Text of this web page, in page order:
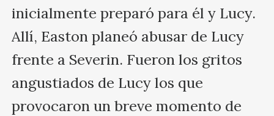
inicialmente preparó para él y Lucy.
Allí, Easton planeó abusar de Lucy
frente a Severin. Fueron los gritos
angustiados de Lucy los que
provocaron un breve momento de